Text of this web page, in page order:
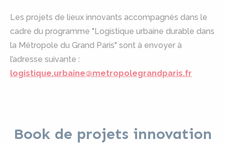
Les projets de lieux innovants accompagnés dans le
cadre du programme "Logistique urbaine durable dans
la Métropole du Grand Paris" sont à envoyer à
l’adresse suivante :
logistique.urbaine@metropolegrandparis.fr
Book de projets innovation